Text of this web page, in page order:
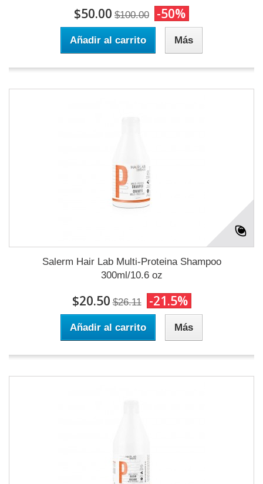
$50.00 $100.00 -50%
Añadir al carrito Más
Salerm Hair Lab Multi-Proteina Shampoo
300ml/10.6 oz
$20.50 $26.11 -21.5%
Añadir al carrito Más